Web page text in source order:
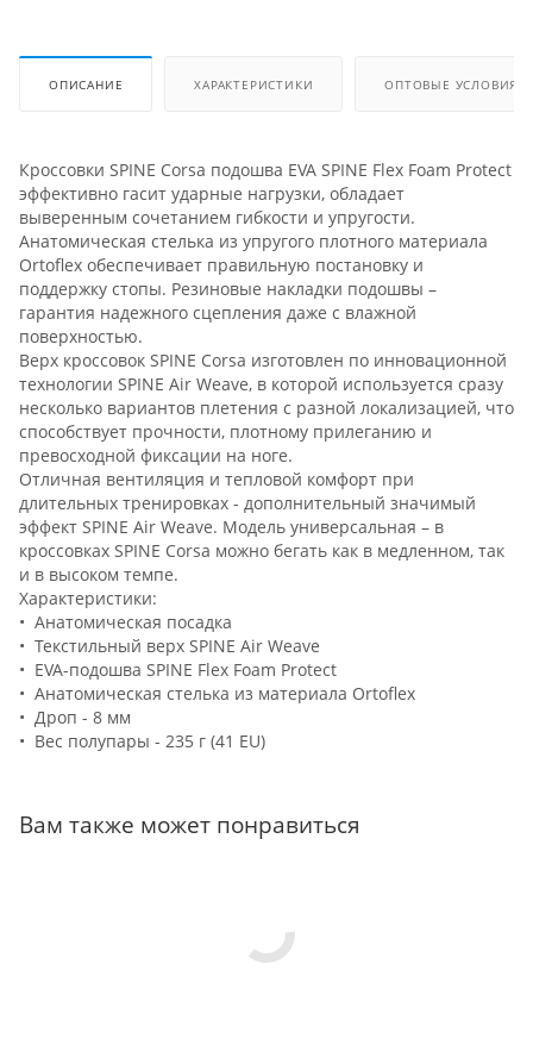
ОПИСАНИЕ ХАРАКТЕРИСТИКИ ОПТОВЫЕ УСЛОВИЯ
Кроссовки SPINE Corsa подошва EVA SPINE Flex Foam Protect
эффективно гасит ударные нагрузки, обладает
выверенным сочетанием гибкости и упругости.
Анатомическая стелька из упругого плотного материала
Ortoflex обеспечивает правильную постановку и
поддержку стопы. Резиновые накладки подошвы –
гарантия надежного сцепления даже с влажной
поверхностью.
Верх кроссовок SPINE Corsa изготовлен по инновационной
технологии SPINE Air Weave, в которой используется сразу
несколько вариантов плетения с разной локализацией, что
способствует прочности, плотному прилеганию и
превосходной фиксации на ноге.
Отличная вентиляция и тепловой комфорт при
длительных тренировках - дополнительный значимый
эффект SPINE Air Weave. Модель универсальная – в
кроссовках SPINE Corsa можно бегать как в медленном, так
и в высоком темпе.
Характеристики:
• Анатомическая посадка
• Текстильный верх SPINE Air Weave
• EVA-подошва SPINE Flex Foam Protect
• Анатомическая стелька из материала Ortoflex
• Дроп - 8 мм
• Вес полупары - 235 г (41 EU)
Вам также может понравиться